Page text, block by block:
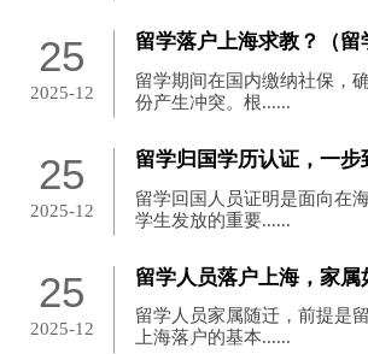
25
2025-12
留学期间在国内缴纳社保，
份产生冲突。根......
25
2025-12
留学回国人员证明是面向在
学生发放的重要......
25
2025-12
留学人员家属随迁，前提是
上海落户的基本......